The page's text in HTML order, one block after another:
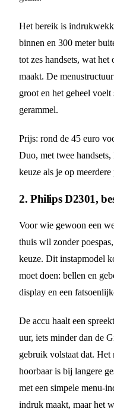
Het bereik is
binnen en 300 meter
tot zes handsets, wat
maakt. De
groot en het geheel
gerammel.
Prijs: rond de 45 euro
Duo, met twee
keuze als je op
2. Philips D2301,
Voor wie gewoon een
thuis wil zonder
keuze. Dit instapmodel
moet doen: bellen en
display en een
De accu haalt een
uur, iets minder dan de
gebruik volstaat dat.
hoorbaar is bij langere
met een simpele menu-
indruk maakt, maar het